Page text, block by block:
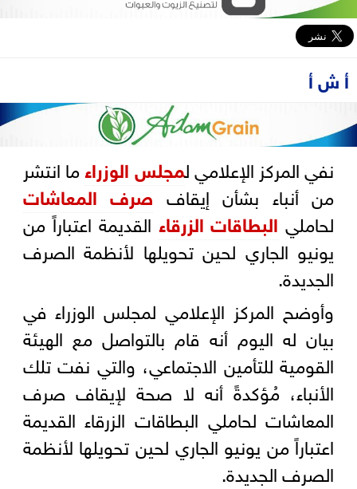
أ ش أ
نفي المركز الإعلامي لمجلس الوزراءما انتشر
من أنباء بشأن إيقاف صرف المعاشات
لحاملي البطاقات الزرقاء القديمة اعتباراً من
يونيو الجاري لحين تحويلها لأنظمة الصرف
الجديدة.
وأوضح المركز الإعلامي لمجلس الوزراء في
بيان له اليوم أنه قام بالتواصل مع الهيئة
القومية للتأمين الاجتماعي، والتي نفت تلك
الأنباء، مُؤكدةً أنه لا صحة لإيقاف صرف
المعاشات لحاملي البطاقات الزرقاء القديمة
اعتباراً من يونيو الجاري لحين تحويلها لأنظمة
الصرف الجديدة.